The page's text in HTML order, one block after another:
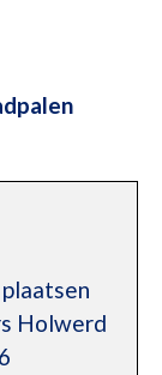
Holwerd